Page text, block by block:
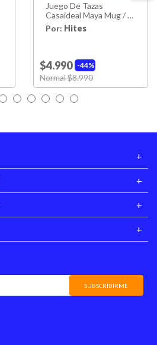
Juego De Tazas
Casaideal Maya Mug / 4
Piezas / 4 Personas
Por: Hites
44%
$4.990
Price reduced from
Normal $8.990
SUBSCRIBIRME